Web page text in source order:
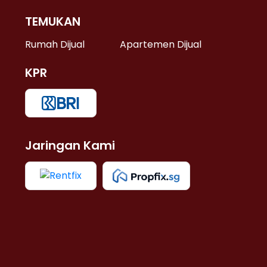
TEMUKAN
Rumah Dijual Apartemen Dijual
KPR
Jaringan Kami